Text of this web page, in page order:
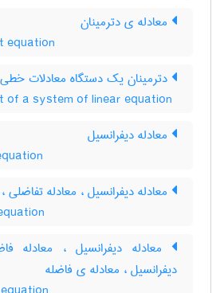
معادله ی دترمینان
equation
دترمینان یک دستگاه معادلات خطی
of a system of linear equation
معادله دیفرانسیل
معادله دیفرانسیل ، معادله
معادله دیفرانسیل ، معادله
دیفرانسیل ، معادله ی فاضله